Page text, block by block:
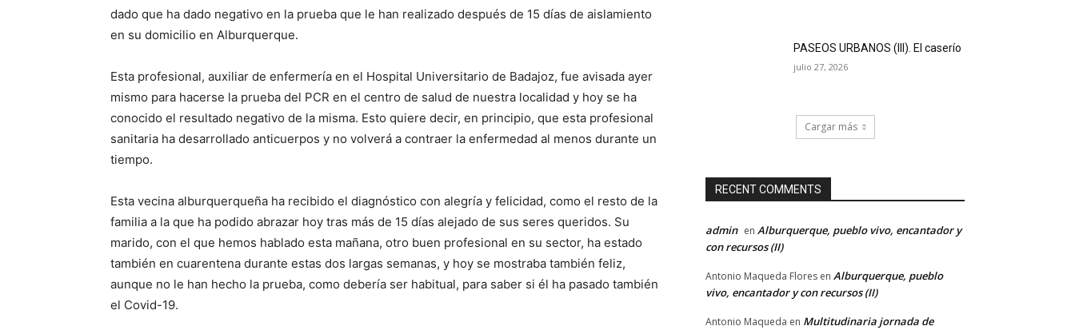
dado que ha dado negativo en la prueba que le han realizado después de 15 días de aislamiento
en su domicilio en Alburquerque.
Esta profesional, auxiliar de enfermería en el Hospital Universitario de Badajoz, fue avisada ayer
mismo para hacerse la prueba del PCR en el centro de salud de nuestra localidad y hoy se ha
conocido el resultado negativo de la misma. Esto quiere decir, en principio, que esta profesional
sanitaria ha desarrollado anticuerpos y no volverá a contraer la enfermedad al menos durante un
tiempo.
Esta vecina alburquerqueña ha recibido el diagnóstico con alegría y felicidad, como el resto de la
familia a la que ha podido abrazar hoy tras más de 15 días alejado de sus seres queridos. Su
marido, con el que hemos hablado esta mañana, otro buen profesional en su sector, ha estado
también en cuarentena durante estas dos largas semanas, y hoy se mostraba también feliz,
aunque no le han hecho la prueba, como debería ser habitual, para saber si él ha pasado también
el Covid-19.
PASEOS URBANOS (III). El caserío
julio 27, 2026
Cargar más
RECENT COMMENTS
admin en Alburquerque, pueblo vivo, encantador y
con recursos (II)
Antonio Maqueda Flores en Alburquerque, pueblo
vivo, encantador y con recursos (II)
Antonio Maqueda en Multitudinaria jornada de